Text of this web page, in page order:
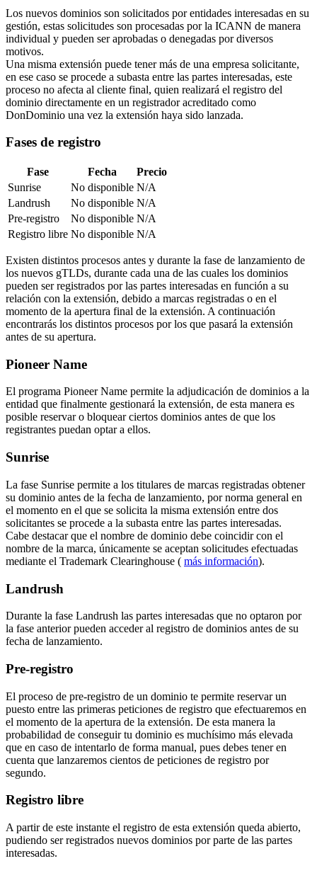
Los nuevos dominios son solicitados por entidades interesadas en su
gestión, estas solicitudes son procesadas por la ICANN de manera
individual y pueden ser aprobadas o denegadas por diversos
motivos.
Una misma extensión puede tener más de una empresa solicitante,
en ese caso se procede a subasta entre las partes interesadas, este
proceso no afecta al cliente final, quien realizará el registro del
dominio directamente en un registrador acreditado como
DonDominio una vez la extensión haya sido lanzada.
Fases de registro
Fase Fecha
Precio
Sunrise
No disponible N/A
Landrush
No disponible N/A
Pre-registro
No disponible N/A
Registro libre No disponible N/A
Existen distintos procesos antes y durante la fase de lanzamiento de
los nuevos gTLDs, durante cada una de las cuales los dominios
pueden ser registrados por las partes interesadas en función a su
relación con la extensión, debido a marcas registradas o en el
momento de la apertura final de la extensión. A continuación
encontrarás los distintos procesos por los que pasará la extensión
antes de su apertura.
Pioneer Name
El programa Pioneer Name permite la adjudicación de dominios a la
entidad que finalmente gestionará la extensión, de esta manera es
posible reservar o bloquear ciertos dominios antes de que los
registrantes puedan optar a ellos.
Sunrise
La fase Sunrise permite a los titulares de marcas registradas obtener
su dominio antes de la fecha de lanzamiento, por norma general en
el momento en el que se solicita la misma extensión entre dos
solicitantes se procede a la subasta entre las partes interesadas.
Cabe destacar que el nombre de dominio debe coincidir con el
nombre de la marca, únicamente se aceptan solicitudes efectuadas
mediante el Trademark Clearinghouse ( más información).
Landrush
Durante la fase Landrush las partes interesadas que no optaron por
la fase anterior pueden acceder al registro de dominios antes de su
fecha de lanzamiento.
Pre-registro
El proceso de pre-registro de un dominio te permite reservar un
puesto entre las primeras peticiones de registro que efectuaremos en
el momento de la apertura de la extensión. De esta manera la
probabilidad de conseguir tu dominio es muchísimo más elevada
que en caso de intentarlo de forma manual, pues debes tener en
cuenta que lanzaremos cientos de peticiones de registro por
segundo.
Registro libre
A partir de este instante el registro de esta extensión queda abierto,
pudiendo ser registrados nuevos dominios por parte de las partes
interesadas.